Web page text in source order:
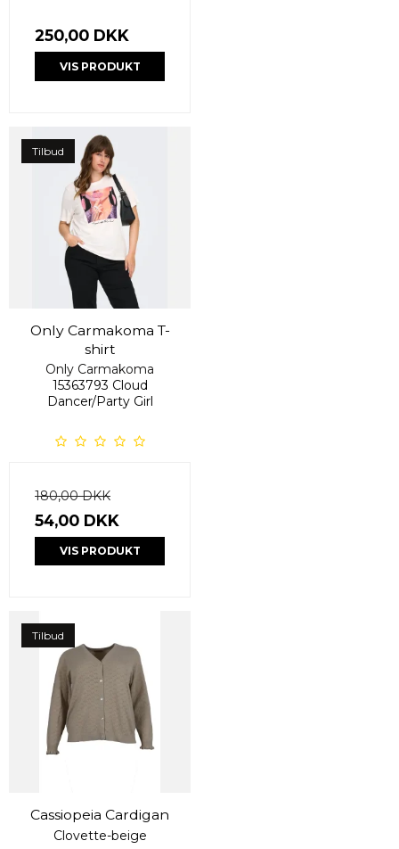
250,00 DKK
VIS PRODUKT
Tilbud
Only Carmakoma T-
shirt
Only Carmakoma
15363793 Cloud
Dancer/Party Girl
180,00 DKK
54,00 DKK
VIS PRODUKT
Tilbud
Cassiopeia Cardigan
Clovette-beige